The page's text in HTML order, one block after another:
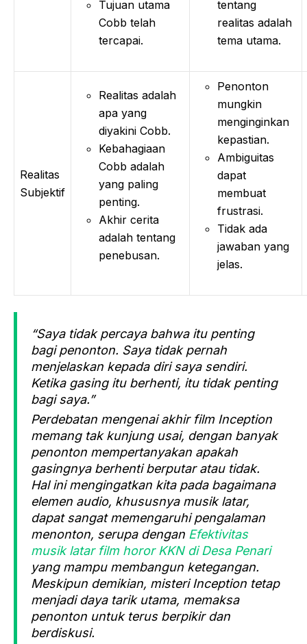
Tujuan utama
Cobb telah
tercapai.
tentang
realitas adalah
tema utama.
Realitas
Subjektif
Realitas adalah
apa yang
diyakini Cobb.
Kebahagiaan
Cobb adalah
yang paling
penting.
Akhir cerita
adalah tentang
penebusan.
Penonton
mungkin
menginginkan
kepastian.
Ambiguitas
dapat
membuat
frustrasi.
Tidak ada
jawaban yang
jelas.
“Saya tidak percaya bahwa itu penting
bagi penonton. Saya tidak pernah
menjelaskan kepada diri saya sendiri.
Ketika gasing itu berhenti, itu tidak penting
bagi saya.”
Perdebatan mengenai akhir film Inception
memang tak kunjung usai, dengan banyak
penonton mempertanyakan apakah
gasingnya berhenti berputar atau tidak.
Hal ini mengingatkan kita pada bagaimana
elemen audio, khususnya musik latar,
dapat sangat memengaruhi pengalaman
menonton, serupa dengan Efektivitas
musik latar film horor KKN di Desa Penari
yang mampu membangun ketegangan.
Meskipun demikian, misteri Inception tetap
menjadi daya tarik utama, memaksa
penonton untuk terus berpikir dan
berdiskusi.